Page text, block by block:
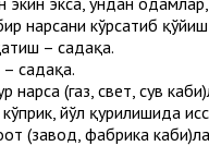
нарсани кўрсатиб
– садақа.
– садақа.
нарса (газ, свет, сув
йўл қурилишида
(завод, фабрика